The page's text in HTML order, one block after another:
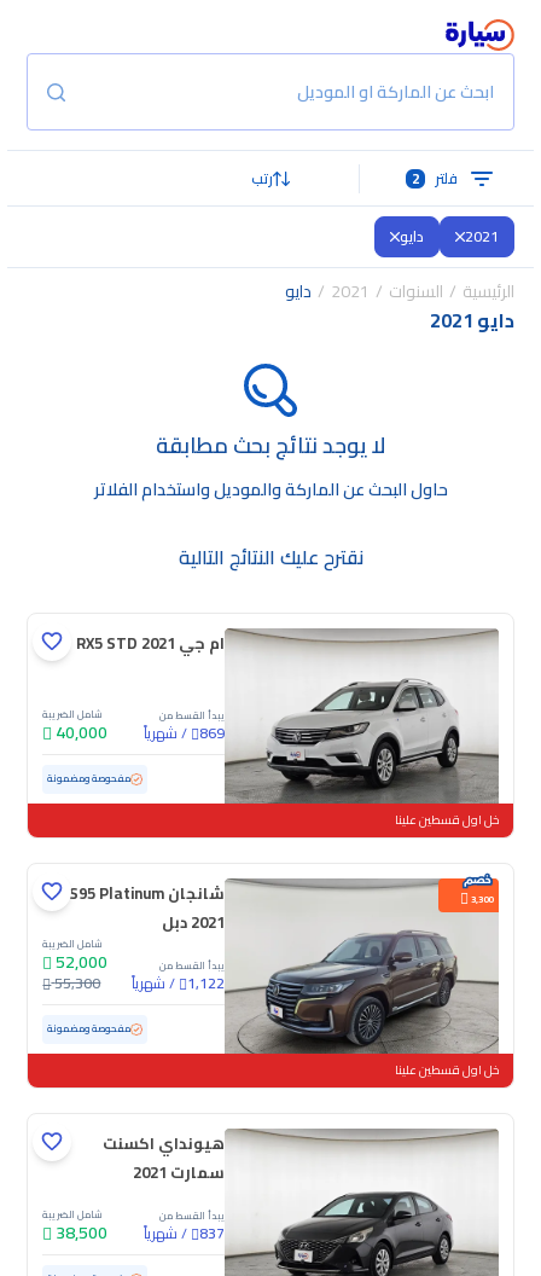
ابحث عن الماركة او الموديل
فلتر 2 رتب
2021 دايو
الرئيسية السنوات 2021 دايو
دايو 2021
لا يوجد نتائج بحث مطابقة
حاول البحث عن الماركة والموديل واستخدام الفلاتر
نقترح عليك النتائج التالية
ام جي RX5 STD 2021
يبدأ القسط من
869
/شهرياً
شامل الضريبة
40,000
مستعملة 85,070 كم مفحوصة ومضمونة
خل اول قسطين علينا
3,300
شانجان CS95 Platinum
2021 دبل
يبدأ القسط من
1,122
/شهرياً
شامل الضريبة
52,000
55,300
مستعملة 88,102 كم مفحوصة ومضمونة
خل اول قسطين علينا
هيونداي اكسنت
سمارت 2021
يبدأ القسط من
837
/شهرياً
شامل الضريبة
38,500